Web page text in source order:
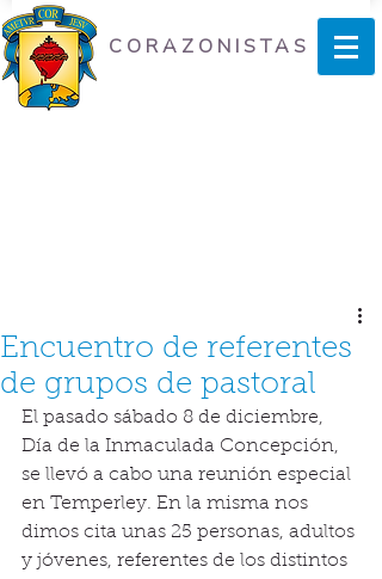
CORAZONISTAS
Encuentro de referentes
de grupos de pastoral
El pasado sábado 8 de diciembre,
Día de la Inmaculada Concepción,
se llevó a cabo una reunión especial
en Temperley. En la misma nos
dimos cita unas 25 personas, adultos
y jóvenes, referentes de los distintos